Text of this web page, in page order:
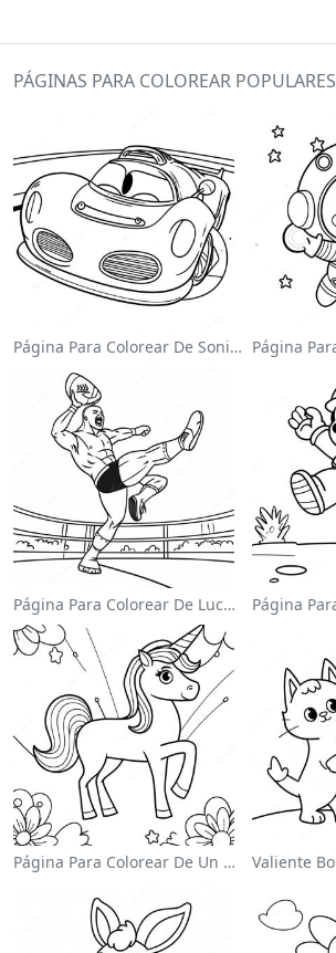
PÁGINAS PARA COLOREAR POPULARES
Página Para Colorear De Sonic El Velocista
Página Para Colorear De Luchador De Wwe Saltando Sobre Oponente
Página Para Colorear De Un Unicornio Mágico En Un Arcoíris